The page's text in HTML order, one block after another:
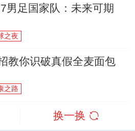
男足国家队：未来可期
之夜
教你识破真假全麦面包
之路
换一换